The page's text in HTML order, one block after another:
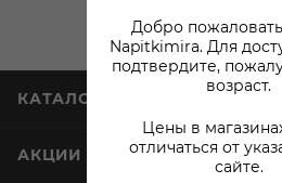
Добро
Napitkimira. Для
подтвердите,
возраст.
Цены в
отличаться от
сайте.
КАТАЛОГ
АКЦИИ